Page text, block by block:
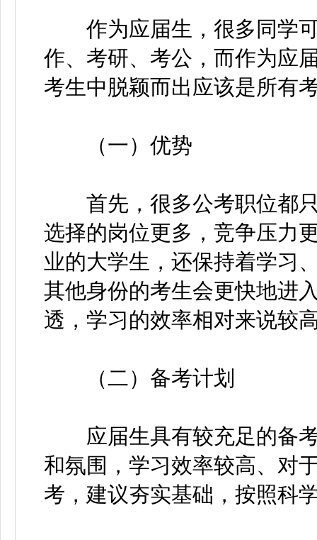
作为应届生，很多同学
作、考研、考公，而作为应
考生中脱颖而出应该是所有
（一）优势
首先，很多公考职位都只
选择的岗位更多，竞争压力
业的大学生，还保持着学习
其他身份的考生会更快地进
透，学习的效率相对来说较
（二）备考计划
应届生具有较充足的备考
和氛围，学习效率较高、对
考，建议夯实基础，按照科